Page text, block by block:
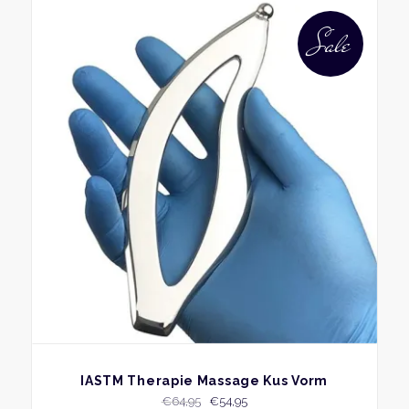
BEKIJK
Sale
IASTM Therapie Massage Kus Vorm
€64,95
Oorspronkelijke
€54,95Huidige